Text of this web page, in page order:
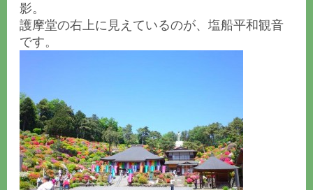
影。
護摩堂の右上に見えているのが、塩船平和観音
です。